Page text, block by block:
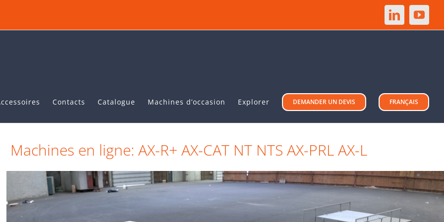
LinkedIn
Contacts Catalogue Machines d’occasion Explorer DEMANDER UN DEVIS FRANÇAIS
Machines en ligne: AX-R+ AX-CAT NT NTS AX-PRL AX-L